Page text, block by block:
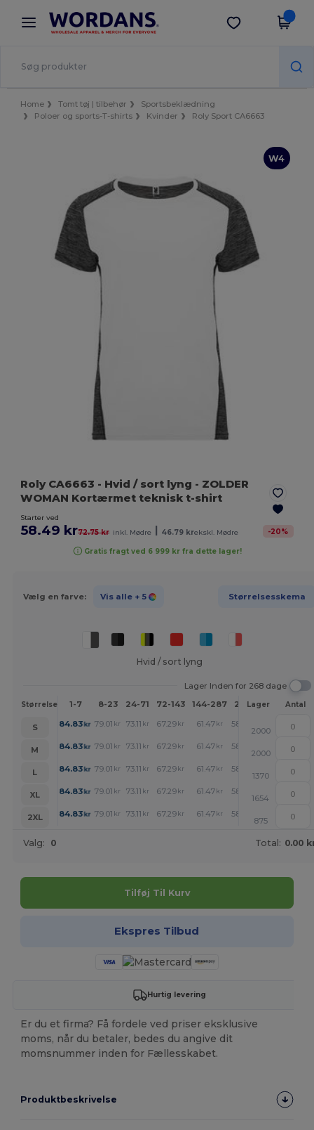
× Wordans-app
Bedre priser i appen!
Hent app
Home Tomt tøj | tilbehør
Sportsbeklædning
Poloer og sports-T-shirts
Kvinder Roly Sport CA6663
W4
Roly CA6663 - Hvid / sort lyng - ZOLDER
WOMAN Kortærmet teknisk t-shirt
Starter ved
58.49 kr72.75 kr inkl. Mødre 46.79 krekskl. Mødre -20%
Gratis fragt ved 6 999 kr fra dette lager!
Vælg en farve: Vis alle + 5 Størrelsesskema
Hvid / sort lyng
Lager Inden for 268 dage
Størrelse 1-7 8-23 24-71 72-143 144-287 288 + Mere
Lager Antal
S 84.83kr 79.01 kr 73.11 kr 67.29 kr 61.47 kr 58.49
2000
M
84.83kr 79.01 kr 73.11 kr 67.29 kr 61.47 kr 58.49
2000
L
84.83kr 79.01 kr 73.11 kr 67.29 kr 61.47 kr 58.49
1370
XL
84.83kr 79.01 kr 73.11 kr 67.29 kr 61.47 kr 58.49
1654
2XL
84.83kr 79.01 kr 73.11 kr 67.29 kr 61.47 kr 58.49
875
Valg: 0 Total: 0.00
Tilføj Til Kurv
Ekspres Tilbud
Hurtig levering
Er du et firma? Få fordele ved priser eksklusive
moms, når du betaler, bedes du angive dit
momsnummer inden for Fællesskabet.
Produktbeskrivelse